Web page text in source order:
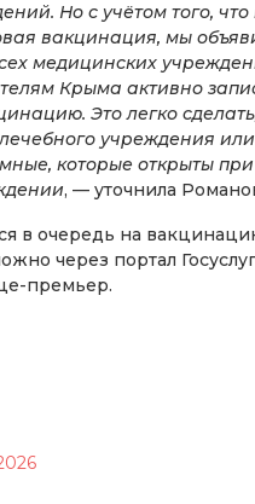
Но с учётом того,
вакцинация, мы
медицинских
Крыма активно
Это легко
учреждения
которые открыты
, — уточнила
в очередь на
через портал
премьер.